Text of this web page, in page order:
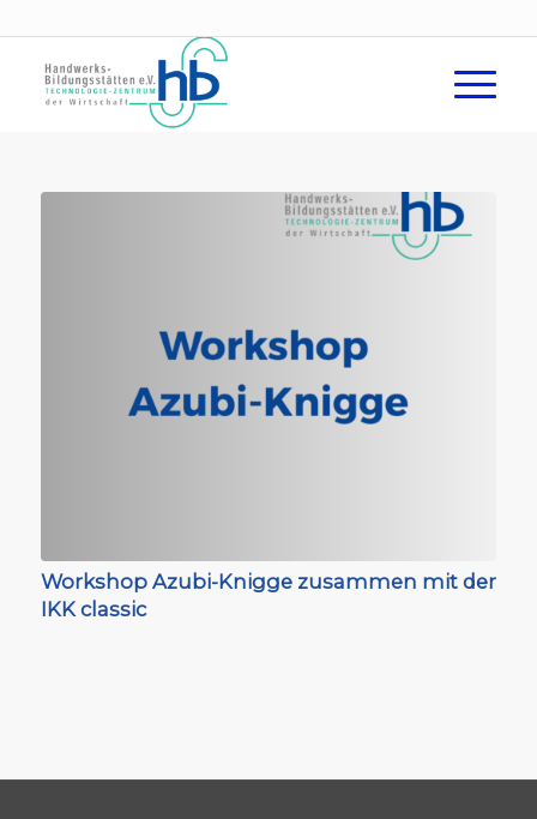
Workshop Azubi-Knigge zusammen mit der
IKK classic